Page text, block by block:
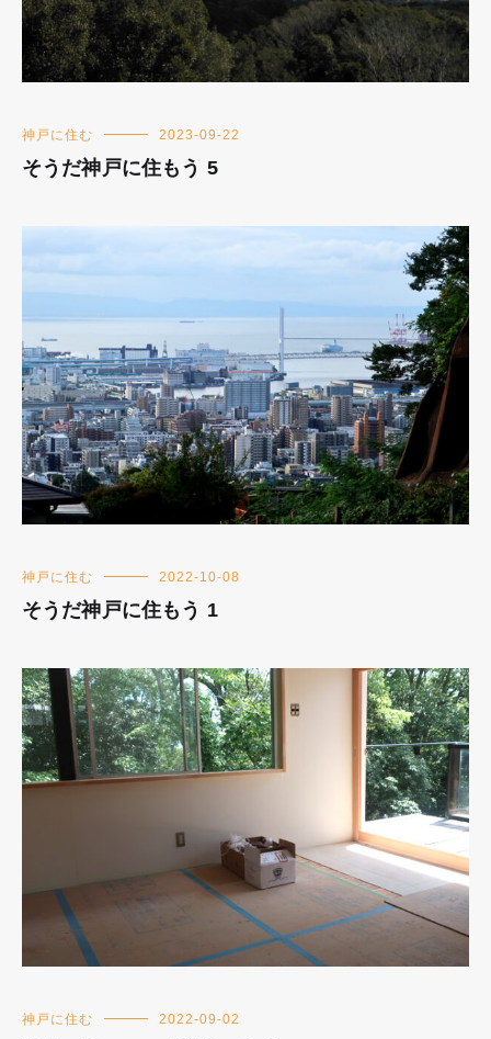
神戸に住む 2023-09-22
そうだ神戸に住もう 5
神戸に住む 2022-10-08
そうだ神戸に住もう 1
神戸に住む 2022-09-02